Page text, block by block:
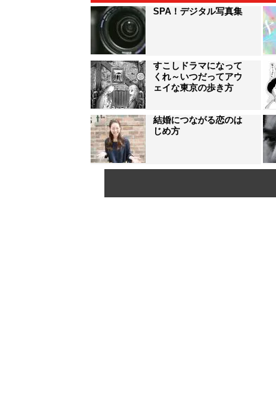
SPA！デジタル写真集
すこしドラマになって
くれ～いつだってアウ
ェイな東京の歩き方
結婚につながる恋のは
じめ方